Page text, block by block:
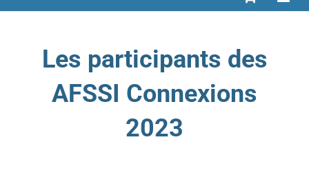
Les participants des
AFSSI Connexions
2023